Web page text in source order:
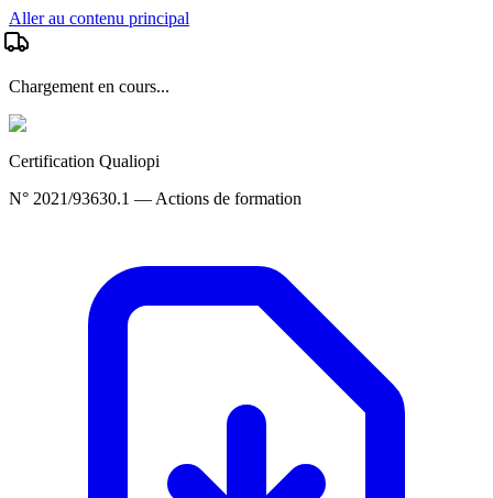
Aller au contenu principal
Chargement en cours...
Certification Qualiopi
N° 2021/93630.1 — Actions de formation